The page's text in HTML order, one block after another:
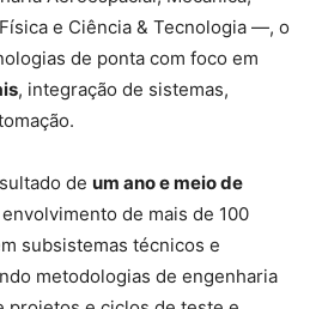
e Ciência & Tecnologia —, o
de ponta com foco em
, integração de sistemas,
de um ano e meio de
de mais de 100
subsistemas técnicos e
metodologias de engenharia